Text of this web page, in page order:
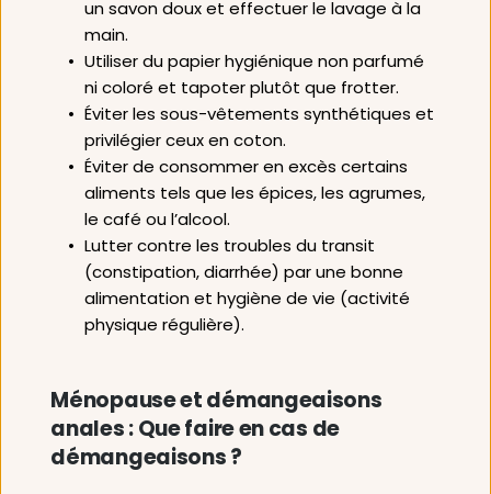
un savon doux et effectuer le lavage à la
main.
Utiliser du papier hygiénique non parfumé
ni coloré et tapoter plutôt que frotter.
Éviter les sous-vêtements synthétiques et
privilégier ceux en coton.
Éviter de consommer en excès certains
aliments tels que les épices, les agrumes,
le café ou l’alcool.
Lutter contre les troubles du transit
(constipation, diarrhée) par une bonne
alimentation et hygiène de vie (activité
physique régulière).
Ménopause et démangeaisons
anales : Que faire en cas de
démangeaisons ?